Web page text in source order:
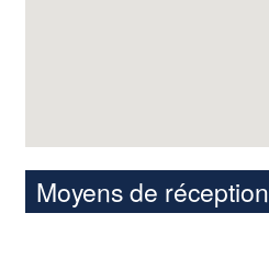
Moyens de réception